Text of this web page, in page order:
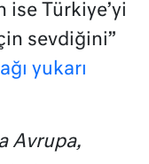
ise Türkiye’yi
sevdiğini”
yukarı
Avrupa,